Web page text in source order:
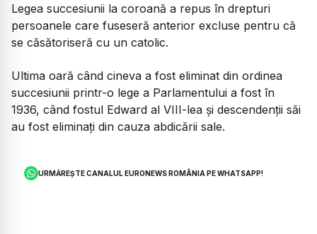
Legea succesiunii la coroană a repus în drepturi
persoanele care fuseseră anterior excluse pentru că
se căsătoriseră cu un catolic.
Ultima oară când cineva a fost eliminat din ordinea
succesiunii printr-o lege a Parlamentului a fost în
1936, când fostul Edward al VIII-lea și descendenții săi
au fost eliminați din cauza abdicării sale.
URMĂREȘTE CANALUL EURONEWS ROMÂNIA PE WHATSAPP!